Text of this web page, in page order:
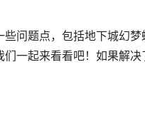
问题点，包括地下城幻
一起来看看吧！如果解决